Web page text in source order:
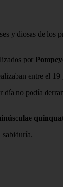
y diosas de
por
entre el
no podía
sabiduría.